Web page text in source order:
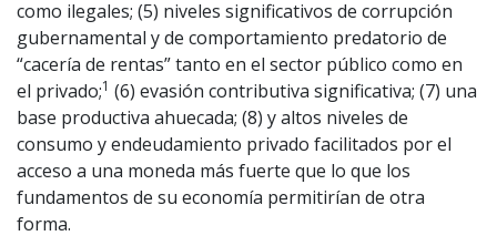
como ilegales; (5) niveles significativos de corrupción
gubernamental y de comportamiento predatorio de
“cacería de rentas” tanto en el sector público como en
el privado;1 (6) evasión contributiva significativa; (7) una
base productiva ahuecada; (8) y altos niveles de
consumo y endeudamiento privado facilitados por el
acceso a una moneda más fuerte que lo que los
fundamentos de su economía permitirían de otra
forma.